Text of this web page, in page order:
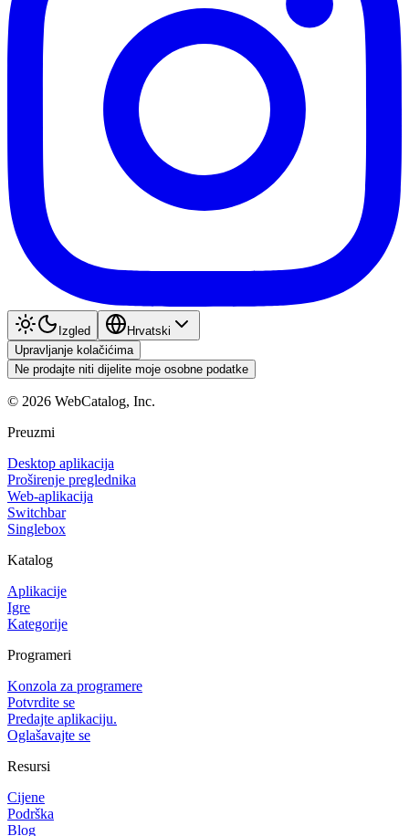
Izgled
Hrvatski
Upravljanje kolačićima
Ne prodajte niti dijelite moje osobne podatke
© 2026 WebCatalog, Inc.
Preuzmi
Desktop aplikacija
Proširenje preglednika
Web-aplikacija
Switchbar
Singlebox
Katalog
Aplikacije
Igre
Kategorije
Programeri
Konzola za programere
Potvrdite se
Predajte aplikaciju.
Oglašavajte se
Resursi
Cijene
Podrška
Blog